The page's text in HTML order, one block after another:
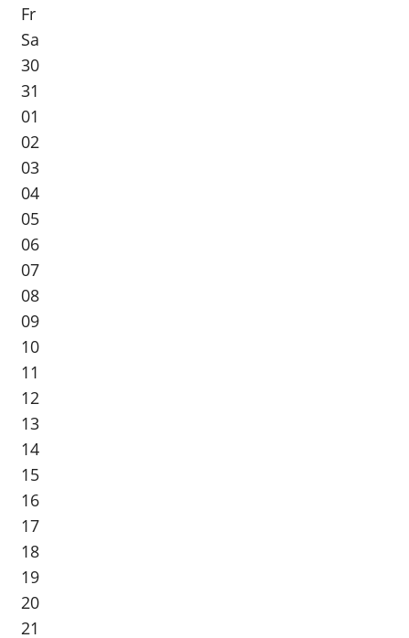
Fr
Sa
30
31
01
02
03
04
05
06
07
08
09
10
11
12
13
14
15
16
17
18
19
20
21